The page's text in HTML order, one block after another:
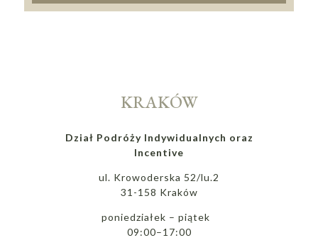
KRAKÓW
Dział Podróży Indywidualnych oraz
Incentive
ul. Krowoderska 52/lu.2
31-158 Kraków
poniedziałek – piątek
09:00–17:00